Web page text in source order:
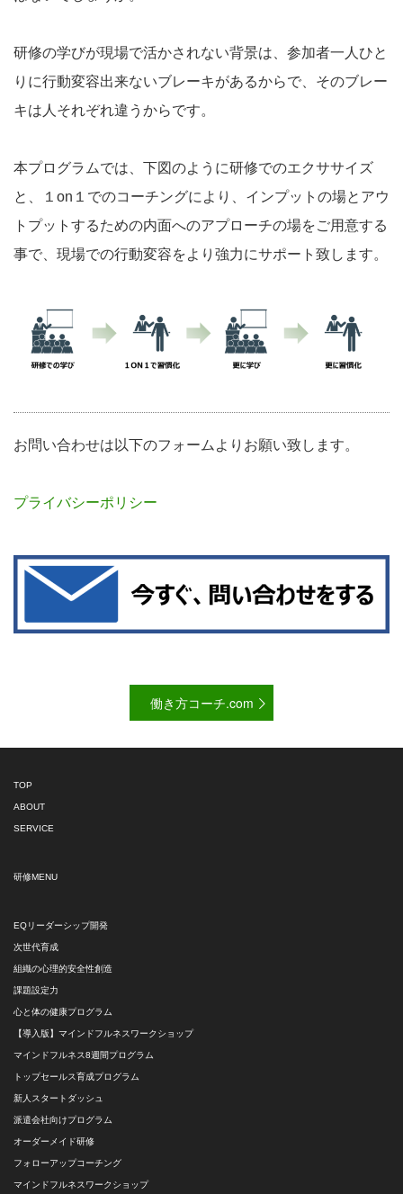
研修の学びが現場で活かされない背景は、参加者一人ひと
りに行動変容出来ないブレーキがあるからで、そのブレー
キは人それぞれ違うからです。
本プログラムでは、下図のように研修でのエクササイズ
と、１on１でのコーチングにより、インプットの場とアウ
トプットするための内面へのアプローチの場をご用意する
事で、現場での行動変容をより強力にサポート致します。
お問い合わせは以下のフォームよりお願い致します。
プライバシーポリシー
働き方コーチ.com
TOP
ABOUT
SERVICE
研修MENU
EQリーダーシップ開発
次世代育成
組織の心理的安全性創造
課題設定力
心と体の健康プログラム
【導入版】マインドフルネスワークショップ
マインドフルネス8週間プログラム
トップセールス育成プログラム
新人スタートダッシュ
派遣会社向けプログラム
オーダーメイド研修
フォローアップコーチング
マインドフルネスワークショップ